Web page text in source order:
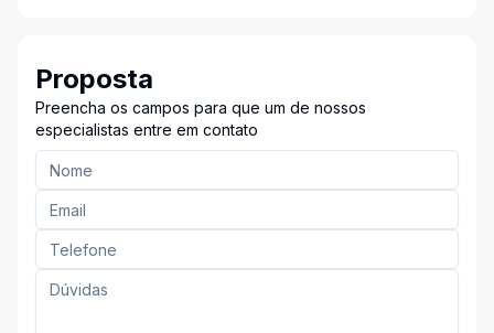
Proposta
Preencha os campos para que um de nossos
especialistas entre em contato